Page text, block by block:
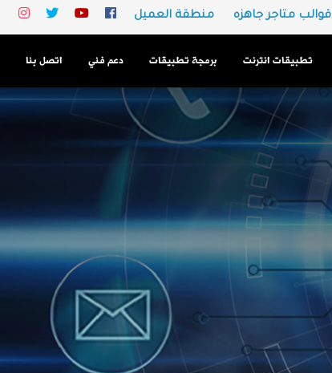
قوالب متاجر جاهزه منطقة العميل
تطبيقات انترنت برمجة تطبيقات دعم فني اتصل بنا